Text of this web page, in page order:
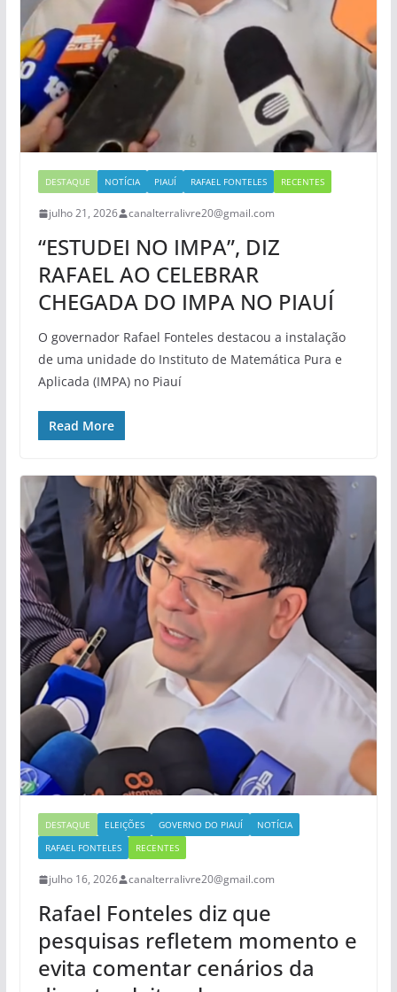
DESTAQUE NOTÍCIA PIAUÍ RAFAEL FONTELES RECENTES
julho 21, 2026 canalterralivre20@gmail.com
“ESTUDEI NO IMPA”, DIZ
RAFAEL AO CELEBRAR
CHEGADA DO IMPA NO PIAUÍ
O governador Rafael Fonteles destacou a instalação
de uma unidade do Instituto de Matemática Pura e
Aplicada (IMPA) no Piauí
Read More
DESTAQUE ELEIÇÕES GOVERNO DO PIAUÍ
NOTÍCIA
RAFAEL FONTELES
RECENTES
julho 16, 2026 canalterralivre20@gmail.com
Rafael Fonteles diz que
pesquisas refletem momento e
evita comentar cenários da